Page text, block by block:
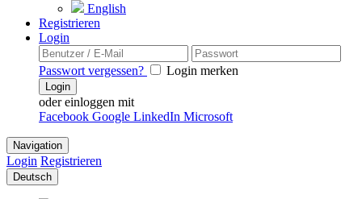
English
Registrieren
Login
Passwort vergessen? Login merken
Login
oder einloggen mit
Facebook Google LinkedIn Microsoft
Navigation
Login Registrieren
Deutsch